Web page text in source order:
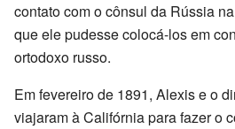
contato com o cônsul da Rússia
que ele pudesse colocá-los em
ortodoxo russo.
Em fevereiro de 1891, Alexis e o
viajaram à Califórnia para fazer o